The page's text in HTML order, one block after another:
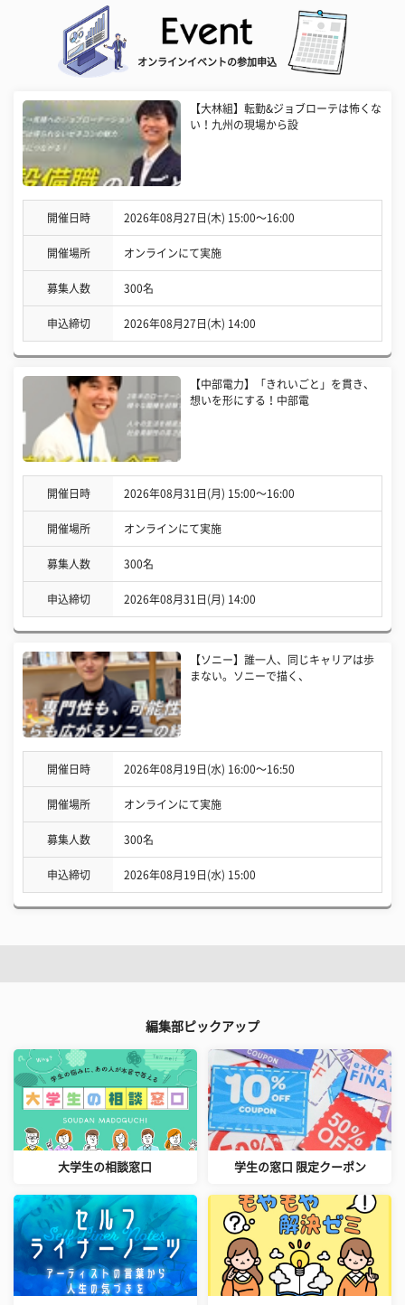
オンラインイベントの参加申込
【大林組】転勤&ジョブローテは怖くな
い！九州の現場から設
開催日時 2026年08月27日(木) 15:00〜16:00
開催場所 オンラインにて実施
募集人数 300名
申込締切 2026年08月27日(木) 14:00
【中部電力】「きれいごと」を貫き、
想いを形にする！中部電
開催日時 2026年08月31日(月) 15:00〜16:00
開催場所 オンラインにて実施
募集人数 300名
申込締切 2026年08月31日(月) 14:00
【ソニー】誰一人、同じキャリアは歩
まない。ソニーで描く、
開催日時 2026年08月19日(水) 16:00〜16:50
開催場所 オンラインにて実施
募集人数 300名
申込締切 2026年08月19日(水) 15:00
編集部ピックアップ
大学生の相談窓口 学生の窓口 限定クーポン